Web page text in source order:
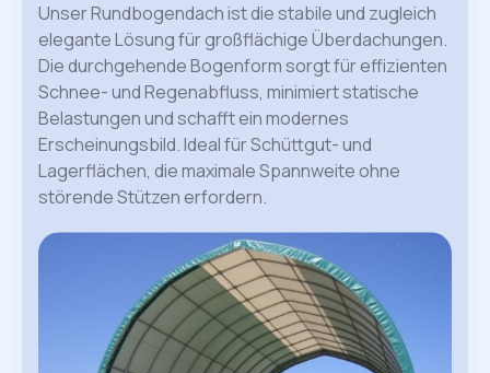
Unser Rundbogendach ist die stabile und zugleich
elegante Lösung für großflächige Überdachungen.
Die durchgehende Bogenform sorgt für effizienten
Schnee- und Regenabfluss, minimiert statische
Belastungen und schafft ein modernes
Erscheinungsbild. Ideal für Schüttgut- und
Lagerflächen, die maximale Spannweite ohne
störende Stützen erfordern.